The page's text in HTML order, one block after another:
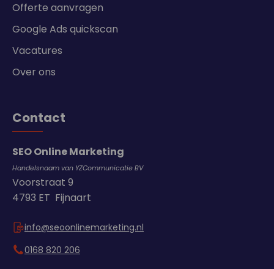
Offerte aanvragen
Google Ads quickscan
Vacatures
Over ons
Contact
SEO Online Marketing
Handelsnaam van YZCommunicatie BV
Voorstraat 9
4793 ET Fijnaart
info@seoonlinemarketing.nl
0168 820 206